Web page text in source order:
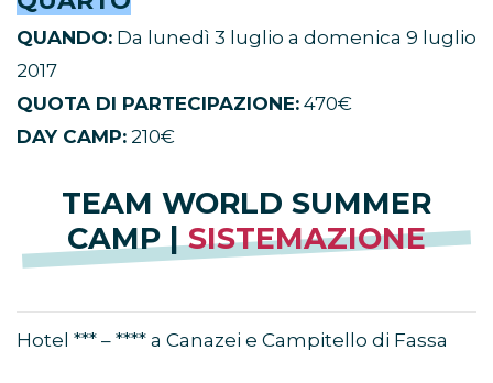
QUANDO: Da lunedì 3 luglio a domenica 9 luglio
2017
QUOTA DI PARTECIPAZIONE: 470€
DAY CAMP: 210€
TEAM WORLD SUMMER
CAMP |SISTEMAZIONE
Hotel *** – **** a Canazei e Campitello di Fassa